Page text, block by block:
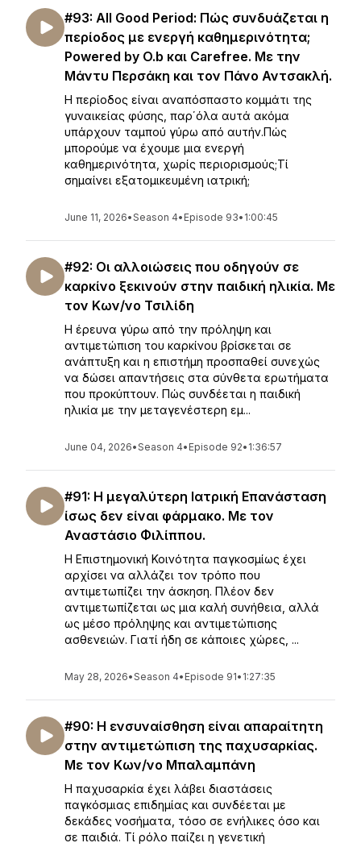
#93: All Good Period: Πώς συνδυάζεται η
περίοδος με ενεργή καθημερινότητα;
Powered by O.b και Carefree. Με την
Μάντυ Περσάκη και τον Πάνο Αντσακλή.
Η περίοδος είναι αναπόσπαστο κομμάτι της
γυναικείας φύσης, παρ΄όλα αυτά ακόμα
υπάρχουν ταμπού γύρω από αυτήν.Πώς
μπορούμε να έχουμε μια ενεργή
καθημερινότητα, χωρίς περιορισμούς;Τί
σημαίνει εξατομικευμένη ιατρική;
June 11, 2026•Season 4• Episode 93• 1:00:45
#92: Οι αλλοιώσεις που οδηγούν σε
καρκίνο ξεκινούν στην παιδική ηλικία. Με
τον Κων/νο Τσιλίδη
Η έρευνα γύρω από την πρόληψη και
αντιμετώπιση του καρκίνου βρίσκεται σε
ανάπτυξη και η επιστήμη προσπαθεί συνεχώς
να δώσει απαντήσεις στα σύνθετα ερωτήματα
που προκύπτουν. Πώς συνδέεται η παιδική
ηλικία με την μεταγενέστερη εμ...
June 04, 2026•Season 4• Episode 92• 1:36:57
#91: Η μεγαλύτερη Ιατρική Επανάσταση
ίσως δεν είναι φάρμακο. Με τον
Αναστάσιο Φιλίππου.
Η Επιστημονική Κοινότητα παγκοσμίως έχει
αρχίσει να αλλάζει τον τρόπο που
αντιμετωπίζει την άσκηση. Πλέον δεν
αντιμετωπίζεται ως μια καλή συνήθεια, αλλά
ως μέσο πρόληψης και αντιμετώπισης
ασθενειών. Γιατί ήδη σε κάποιες χώρες, ...
May 28, 2026•Season 4• Episode 91• 1:27:35
#90: Η ενσυναίσθηση είναι απαραίτητη
στην αντιμετώπιση της παχυσαρκίας.
Με τον Κων/νο Μπαλαμπάνη
Η παχυσαρκία έχει λάβει διαστάσεις
παγκόσμιας επιδημίας και συνδέεται με
δεκάδες νοσήματα, τόσο σε ενήλικες όσο και
σε παιδιά. Τί ρόλο παίζει η γενετική